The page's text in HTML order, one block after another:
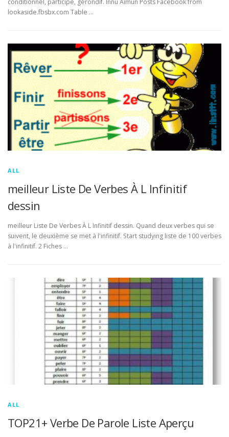
lookaside.fbsbx.com Table …
ALL
meilleur Liste De Verbes À L Infinitif
dessin
meilleur Liste De Verbes À L Infinitif dessin. Quand deux verbes qui se
suivent, le deuxième se met à l'infinitif. Start studying liste de 100 verbes
à l'infinitif. 2 Fiches …
ALL
TOP21+ Verbe De Parole Liste Aperçu